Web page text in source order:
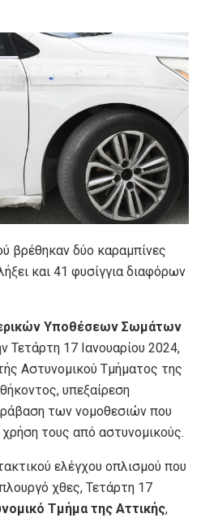
βρέθηκαν δύο καραμπίνες
και 41 φυσίγγια διαφόρων
Υποθέσεων Σωμάτων
Τετάρτη 17 Ιανουαρίου 2024,
Αστυνομικού Τμήματος της
υπεξαίρεση
των νομοθεσιών που
τους από αστυνομικούς.
ελέγχου οπλισμού που
χθες, Τετάρτη 17
Τμήμα της Αττικής,